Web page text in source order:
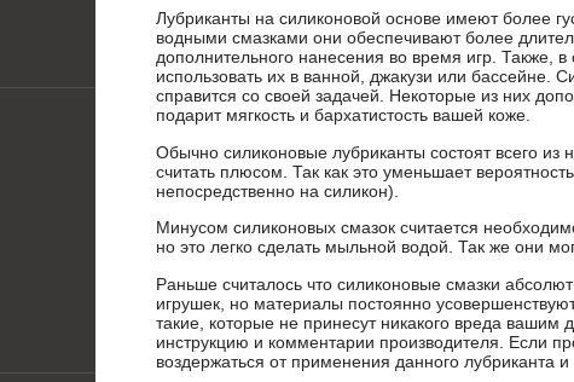
Лубриканты на силиконовой основе имеют более
водными смазками они обеспечивают более
дополнительного нанесения во время игр. Также,
использовать их в ванной, джакузи или бассейне.
справится со своей задачей. Некоторые из них
подарит мягкость и бархатистость вашей коже.
Обычно силиконовые лубриканты состоят всего из
считать плюсом. Так как это уменьшает
непосредственно на силикон).
Минусом силиконовых смазок считается
но это легко сделать мыльной водой. Так же они
Раньше считалось что силиконовые смазки
игрушек, но материалы постоянно
такие, которые не принесут никакого вреда вашим
инструкцию и комментарии производителя. Если
воздержаться от применения данного лубриканта и